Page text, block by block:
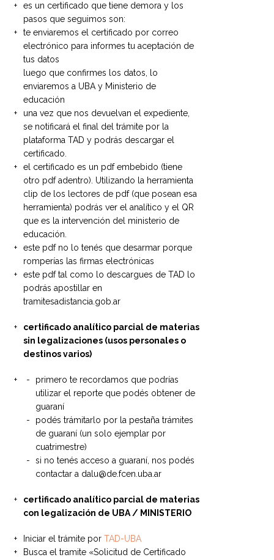
es un certificado que tiene demora y los
pasos que seguimos son:
te enviaremos el certificado por correo
electrónico para informes tu aceptación de
tus datos
luego que confirmes los datos, lo
enviaremos a UBA y Ministerio de
educación
una vez que nos devuelvan el expediente,
se notificará el final del trámite por la
plataforma TAD y podrás descargar el
certificado.
el certificado es un pdf embebido (tiene
otro pdf adentro). Utilizando la herramienta
clip de los lectores de pdf (que posean esa
herramienta) podrás ver el analítico y el QR
que es la intervención del ministerio de
educación.
este pdf no lo tenés que desarmar porque
romperías las firmas electrónicas
este pdf tal como lo descargues de TAD lo
podrás apostillar en
tramitesadistancia.gob.ar
certificado analítico parcial de materias
sin legalizaciones (usos personales o
destinos varios)
primero te recordamos que podrías
utilizar el reporte que podés obtener de
guaraní
podés trámitarlo por la pestaña trámites
de guaraní (un solo ejemplar por
cuatrimestre)
si no tenés acceso a guaraní, nos podés
contactar a dalu@de.fcen.uba.ar
certificado analítico parcial de materias
con legalización de UBA / MINISTERIO
Iniciar el trámite porTAD-UBA
Busca el tramite «Solicitud de Certificado